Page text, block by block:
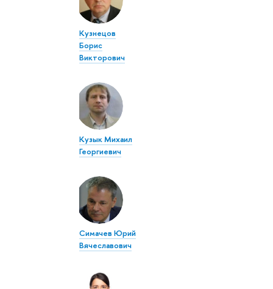
Кузнецов
Борис
Викторович
Кузык Михаил
Георгиевич
Симачев Юрий
Вячеславович